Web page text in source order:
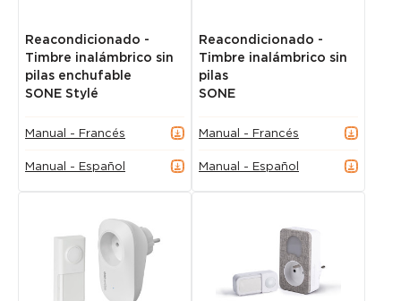
Reacondicionado -
Timbre inalámbrico sin
pilas enchufable
SONE Stylé
Manual - Francés
Manual - Español
Reacondicionado -
Timbre inalámbrico sin
pilas
SONE
Manual - Francés
Manual - Español